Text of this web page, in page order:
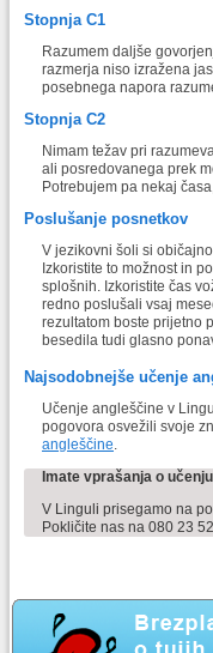
Stopnja C1
Razumem daljše
razmerja niso izražena
posebnega napora
Stopnja C2
Nimam težav pri
ali posredovanega prek
Potrebujem pa nekaj
Poslušanje posnetkov
V jezikovni šoli si
Izkoristite to možnost in
splošnih. Izkoristite čas
redno poslušali vsaj
rezultatom boste prijetno
besedila tudi glasno
Najsodobnejše učenje
Učenje angleščine v
pogovora osvežili svoje
angleščine.
Imate vprašanja o
V Linguli prisegamo na
Pokličite nas na 080 23